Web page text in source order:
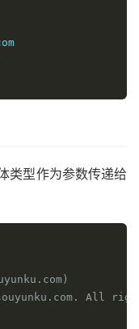
%s\n"
%d\n"
author
%d\n"
类型作为参数传递给
All